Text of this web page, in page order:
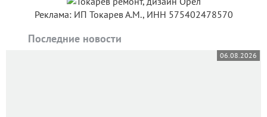
Реклама: ИП Токарев А.М., ИНН 575402478570
Последние новости
06.08.2026